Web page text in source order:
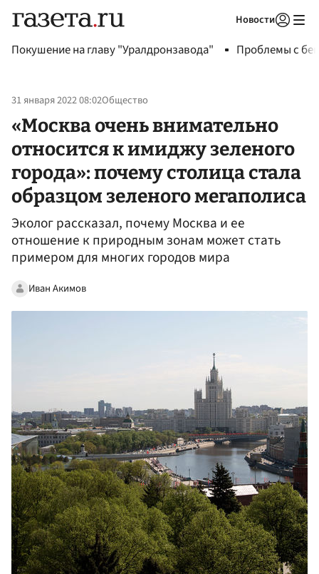
Новости
Покушение на главу "Уралдронзавода" Проблемы с
31 января 2022 08:02Общество
«Москва очень внимательно
относится к имиджу зеленого
города»: почему столица стала
образцом зеленого мегаполиса
Эколог рассказал, почему Москва и ее
отношение к природным зонам может стать
примером для многих городов мира
Иван Акимов